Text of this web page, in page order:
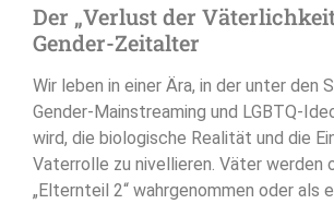
Der „Verlust der
Gender-Zeitalter
Wir leben in einer Ära, in der unter den
Gender-Mainstreaming und LGBTQ-
wird, die biologische Realität und die
Vaterrolle zu nivellieren. Väter werden
„Elternteil 2“ wahrgenommen oder als